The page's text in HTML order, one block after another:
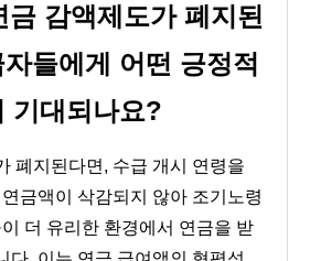
금 감액제도가 폐지된
들에게 어떤 긍정적
기대되나요?
폐지된다면, 수급 개시 연령을
금액이 삭감되지 않아 조기노령
더 유리한 환경에서 연금을 받